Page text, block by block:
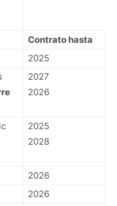
Contrato hasta
2025
2027
2026
2025
2028
2026
2026